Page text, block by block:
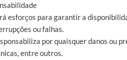
esforços para garantir a
ou falhas.
por quaisquer danos ou
entre outros.